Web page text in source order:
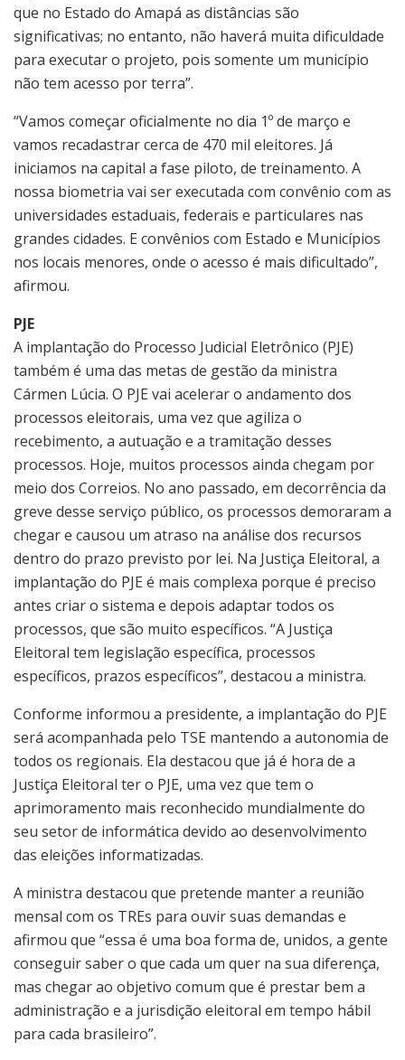
que no Estado do Amapá as distâncias são
significativas; no entanto, não haverá muita dificuldade
para executar o projeto, pois somente um município
não tem acesso por terra”.
“Vamos começar oficialmente no dia 1º de março e
vamos recadastrar cerca de 470 mil eleitores. Já
iniciamos na capital a fase piloto, de treinamento. A
nossa biometria vai ser executada com convênio com as
universidades estaduais, federais e particulares nas
grandes cidades. E convênios com Estado e Municípios
nos locais menores, onde o acesso é mais dificultado”,
afirmou.
PJE
A implantação do Processo Judicial Eletrônico (PJE)
também é uma das metas de gestão da ministra
Cármen Lúcia. O PJE vai acelerar o andamento dos
processos eleitorais, uma vez que agiliza o
recebimento, a autuação e a tramitação desses
processos. Hoje, muitos processos ainda chegam por
meio dos Correios. No ano passado, em decorrência da
greve desse serviço público, os processos demoraram a
chegar e causou um atraso na análise dos recursos
dentro do prazo previsto por lei. Na Justiça Eleitoral, a
implantação do PJE é mais complexa porque é preciso
antes criar o sistema e depois adaptar todos os
processos, que são muito específicos. “A Justiça
Eleitoral tem legislação específica, processos
específicos, prazos específicos”, destacou a ministra.
Conforme informou a presidente, a implantação do PJE
será acompanhada pelo TSE mantendo a autonomia de
todos os regionais. Ela destacou que já é hora de a
Justiça Eleitoral ter o PJE, uma vez que tem o
aprimoramento mais reconhecido mundialmente do
seu setor de informática devido ao desenvolvimento
das eleições informatizadas.
A ministra destacou que pretende manter a reunião
mensal com os TREs para ouvir suas demandas e
afirmou que “essa é uma boa forma de, unidos, a gente
conseguir saber o que cada um quer na sua diferença,
mas chegar ao objetivo comum que é prestar bem a
administração e a jurisdição eleitoral em tempo hábil
para cada brasileiro”.